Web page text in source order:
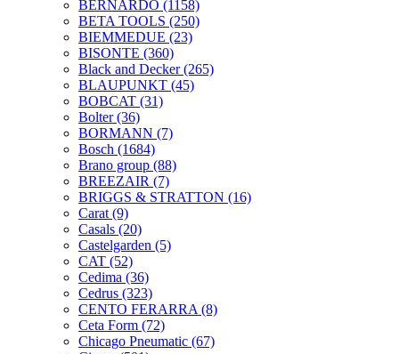
BERNARDO (1158)
BETA TOOLS (250)
BIEMMEDUE (23)
BISONTE (360)
Black and Decker(265)
BLAUPUNKT (45)
BOBCAT (31)
Bolter(36)
BORMANN (7)
Bosch (1684)
Brano group (88)
BREEZAIR (7)
BRIGGS & STRATTON (16)
Carat (9)
Casals (20)
Castelgarden (5)
CAT (52)
Cedima (36)
Cedrus (323)
CENTO FERARRA (8)
Ceta Form (72)
Chicago Pneumatic (67)